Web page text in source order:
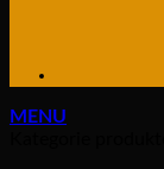
MENU